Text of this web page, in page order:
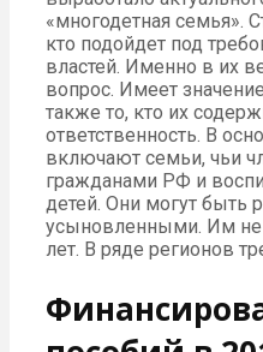
«многодетная семья».
кто подойдет под
властей. Именно в их
вопрос. Имеет
также то, кто их
ответственность. В
включают семьи, чьи
гражданами РФ и
детей. Они могут
усыновленными. Им
лет. В ряде регионов